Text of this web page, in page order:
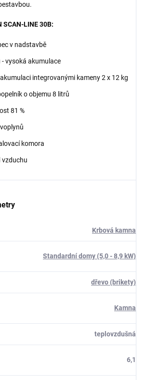
SCAN-LINE 30B:
v nadstavbě
- vysoká akumulace
integrovanými kameny 2 x 12 kg
o objemu 8 litrů
81 %
komora
vzduchu
Krbová kamna
Standardní domy (5,0 - 8,9 kW)
dřevo (brikety)
Kamna
teplovzdušná
6,1